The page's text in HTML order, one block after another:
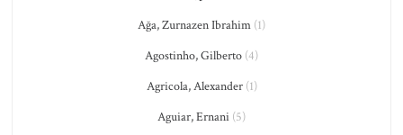
Ağa, Zurnazen Ibrahim (1)
Agostinho, Gilberto (4)
Agricola, Alexander(1)
Aguiar, Ernani (5)